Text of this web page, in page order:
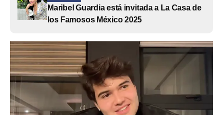
Maribel Guardia está invitada a La Casa de
los Famosos México 2025